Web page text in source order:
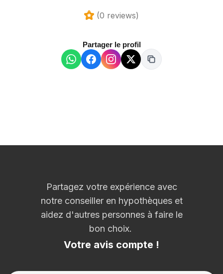
(0 reviews)
Partager le profil
Partagez votre expérience avec
notre conseiller en hypothèques et
aidez d'autres personnes à faire le
bon choix.
Votre avis compte !